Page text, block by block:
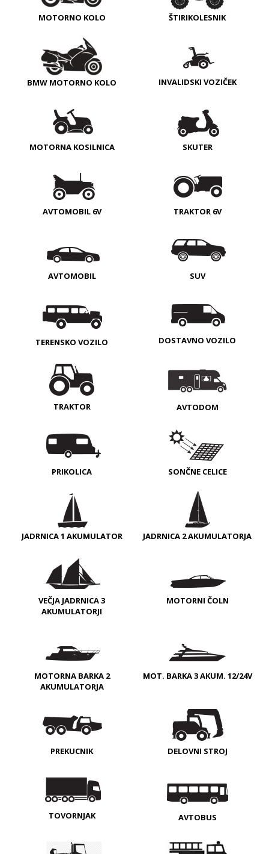
MOTORNO KOLO ŠTIRIKOLESNIK
BMW MOTORNO KOLO INVALIDSKI VOZIČEK
MOTORNA KOSILNICA SKUTER
AVTOMOBIL 6V TRAKTOR 6V
AVTOMOBIL SUV
TERENSKO VOZILO DOSTAVNO VOZILO
TRAKTOR AVTODOM
PRIKOLICA SONČNE CELICE
JADRNICA 1 AKUMULATOR JADRNICA 2 AKUMULATORJA
VEČJA JADRNICA 3
AKUMULATORJI
MOTORNI ČOLN
MOTORNA BARKA 2
AKUMULATORJA
MOT. BARKA 3 AKUM. 12/24V
PREKUCNIK DELOVNI STROJ
TOVORNJAK AVTOBUS